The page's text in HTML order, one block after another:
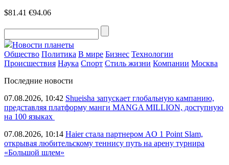
$81.41 €94.06
Новости планеты
Общество Политика В мире Бизнес Технологии
Происшествия Наука Спорт Стиль жизни Компании Москва
Последние новости
07.08.2026, 10:42 Shueisha запускает глобальную кампанию,
представляя платформу манги MANGA MILLION, доступную
на 100 языках
07.08.2026, 10:14 Haier стала партнером AO 1 Point Slam,
открывая любительскому теннису путь на арену турнира
«Большой шлем»